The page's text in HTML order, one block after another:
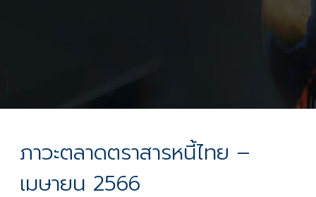
ภาวะตลาดตราสารหนี้ไทย –
เมษายน 2566